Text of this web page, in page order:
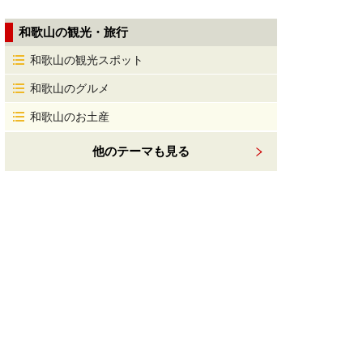
和歌山の観光・旅行
和歌山の観光スポット
和歌山のグルメ
和歌山のお土産
他のテーマも見る